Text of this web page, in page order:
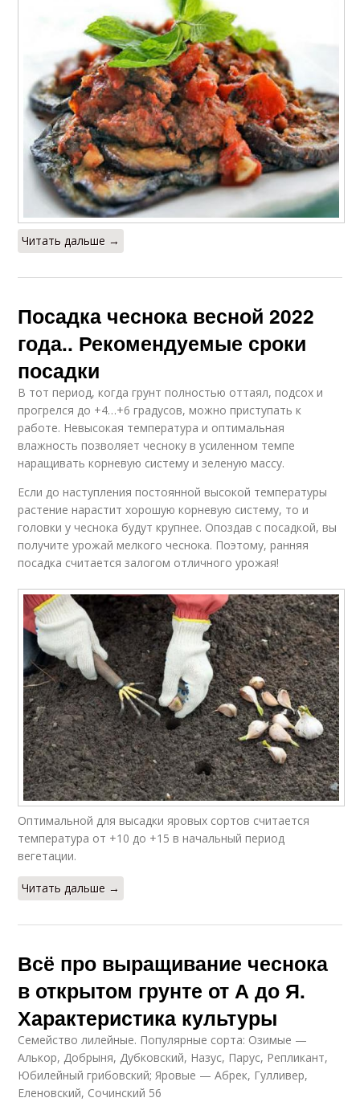
Читать дальше →
Посадка чеснока весной 2022
года.. Рекомендуемые сроки
посадки
В тот период, когда грунт полностью оттаял, подсох и
прогрелся до +4…+6 градусов, можно приступать к
работе. Невысокая температура и оптимальная
влажность позволяет чесноку в усиленном темпе
наращивать корневую систему и зеленую массу.
Если до наступления постоянной высокой температуры
растение нарастит хорошую корневую систему, то и
головки у чеснока будут крупнее. Опоздав с посадкой, вы
получите урожай мелкого чеснока. Поэтому, ранняя
посадка считается залогом отличного урожая!
Оптимальной для высадки яровых сортов считается
температура от +10 до +15 в начальный период
вегетации.
Читать дальше →
Всё про выращивание чеснока
в открытом грунте от А до Я.
Характеристика культуры
Семейство лилейные. Популярные сорта: Озимые —
Алькор, Добрыня, Дубковский, Назус, Парус, Репликант,
Юбилейный грибовский; Яровые — Абрек, Гулливер,
Еленовский, Сочинский 56